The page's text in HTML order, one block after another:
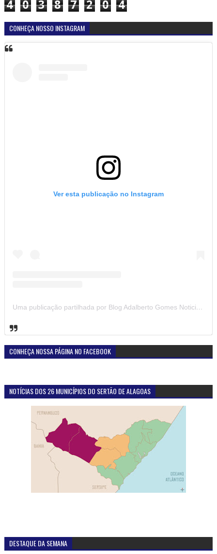
4 0 3 8 7 2 0 4
CONHEÇA NOSSO INSTAGRAM
Ver esta publicação no Instagram
Uma publicação partilhada por Blog Adalberto Gomes Noticias (@blogadalbertogomesnoticiass)
CONHEÇA NOSSA PÁGINA NO FACEBOOK
NOTÍCIAS DOS 26 MUNICÍPIOS DO SERTÃO DE ALAGOAS
DESTAQUE DA SEMANA